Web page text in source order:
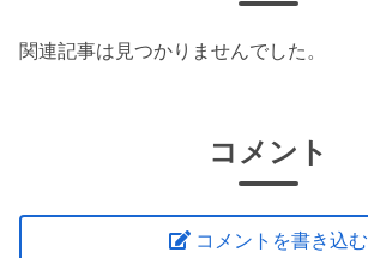
関連記事は見つかりませんでした。
コメント
コメントを書き込む